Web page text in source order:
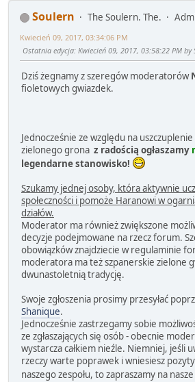
Soulern The Soulern. The.
Kwiecień 09, 2017, 03:34:06 PM
Ostatnia edycja: Kwiecień 09, 2017, 03:58:22 PM by
Dziś żegnamy z szeregów moderatorów
fioletowych gwiazdek.
Jednocześnie ze względu na
zielonego grona z radością ogłaszamy
legendarne stanowisko!
Szukamy jednej osoby, która aktywnie
społeczności i pomoże Haranowi w
działów.
Moderator ma również zwiększone
decyzje podejmowane na rzecz forum.
obowiązków znajdziecie w regulaminie
moderatora ma też szpanerskie zielone
dwunastoletnią tradycję.
Swoje zgłoszenia prosimy przesyłać
Shanique.
Jednocześnie zastrzegamy sobie
ze zgłaszających się osób - obecnie
wystarcza całkiem nieźle. Niemniej, jeśli
rzeczy warte poprawek i wniesiesz
naszego zespołu, to zapraszamy na